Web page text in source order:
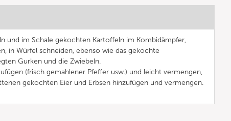
und im Schale gekochten Kartoffeln im Kombidämpfer,
in Würfel schneiden, ebenso wie das gekochte
Gurken und die Zwiebeln.
(frisch gemahlener Pfeffer usw.) und leicht vermengen,
gekochten Eier und Erbsen hinzufügen und vermengen.